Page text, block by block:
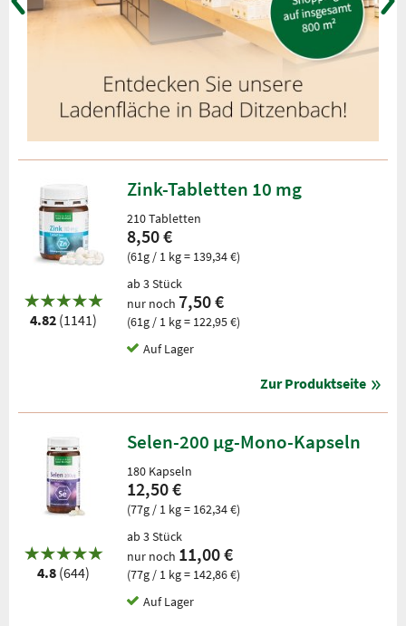
4.82 (1141)
Zink-Tabletten 10 mg
210 Tabletten
8,50 €
(61g / 1 kg = 139,34 €)
ab 3 Stück
nur noch 7,50 €
(61g / 1 kg = 122,95 €)
Auf Lager
Zur Produktseite
4.8 (644)
Selen-200 µg-Mono-Kapseln
180 Kapseln
12,50 €
(77g / 1 kg = 162,34 €)
ab 3 Stück
nur noch 11,00 €
(77g / 1 kg = 142,86 €)
Auf Lager